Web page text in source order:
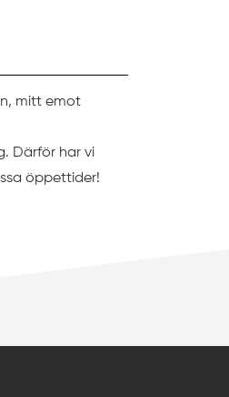
mitt emot
Därför har vi
öppettider!